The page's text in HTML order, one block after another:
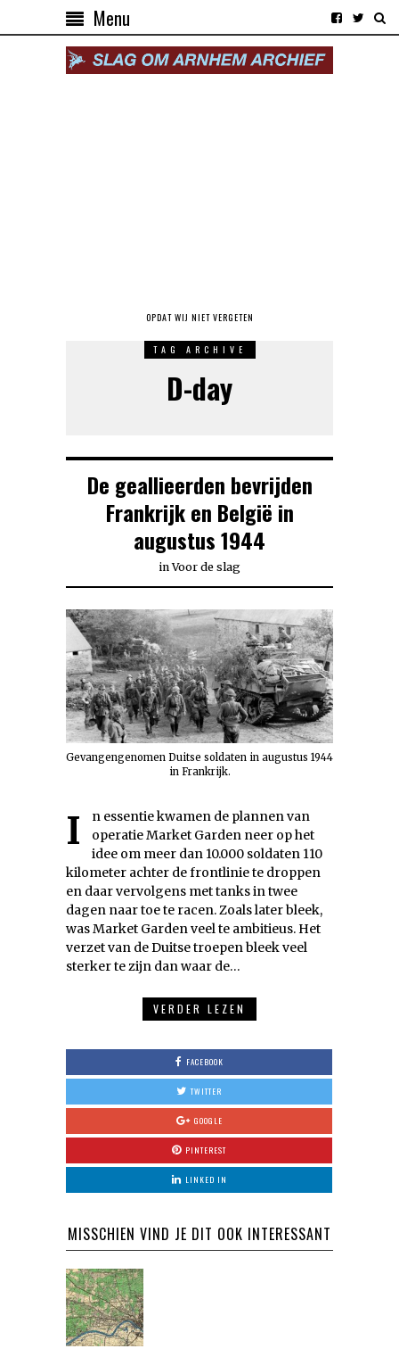
Menu
OPDAT WIJ NIET VERGETEN
TAG ARCHIVE
D-day
De geallieerden bevrijden
Frankrijk en België in
augustus 1944
in Voor de slag
Gevangengenomen Duitse soldaten in augustus 1944
in Frankrijk.
In essentie kwamen de plannen van
operatie Market Garden neer op het
idee om meer dan 10.000 soldaten 110
kilometer achter de frontlinie te droppen
en daar vervolgens met tanks in twee
dagen naar toe te racen. Zoals later bleek,
was Market Garden veel te ambitieus. Het
verzet van de Duitse troepen bleek veel
sterker te zijn dan waar de…
VERDER LEZEN
FACEBOOK
TWITTER
GOOGLE
PINTEREST
LINKED IN
MISSCHIEN VIND JE DIT OOK INTERESSANT